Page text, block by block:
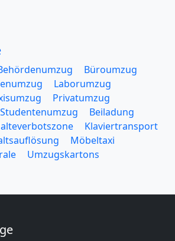
Büroumzug
Laborumzug
Privatumzug
Studentenumzug
Beiladung
Klaviertransport
Möbeltaxi
Umzugskartons